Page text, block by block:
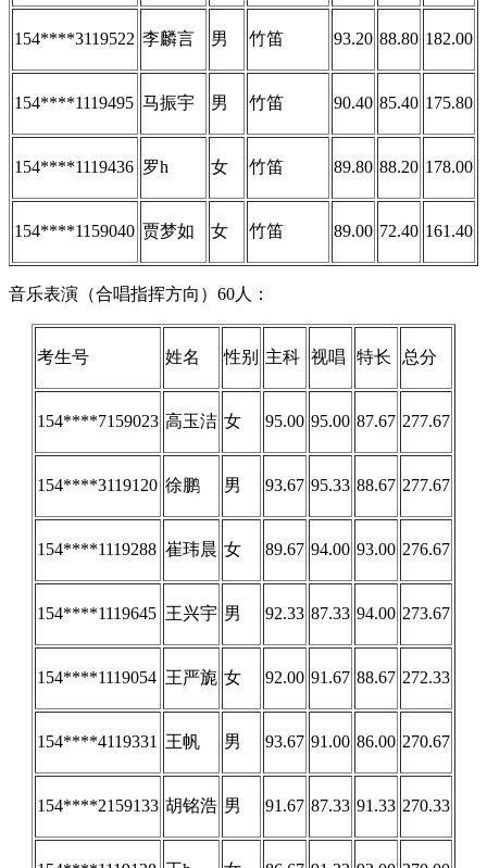
154****3119522 李麟言 男 竹笛 93.20 88.80 182.00
154****1119495 马振宇 男 竹笛 90.40 85.40 175.80
154****1119436 罗h 女 竹笛 89.80 88.20 178.00
154****1159040 贾梦如 女 竹笛 89.00 72.40 161.40
音乐表演（合唱指挥方向）60人：
考生号 姓名 性别 主科 视唱 特长 总分
154****7159023 高玉洁 女 95.00 95.00 87.67 277.67
154****3119120 徐鹏 男 93.67 95.33 88.67 277.67
154****1119288 崔玮晨 女 89.67 94.00 93.00 276.67
154****1119645 王兴宇 男 92.33 87.33 94.00 273.67
154****1119054 王严旎 女 92.00 91.67 88.67 272.33
154****4119331 王帆 男 93.67 91.00 86.00 270.67
154****2159133 胡铭浩 男 91.67 87.33 91.33 270.33